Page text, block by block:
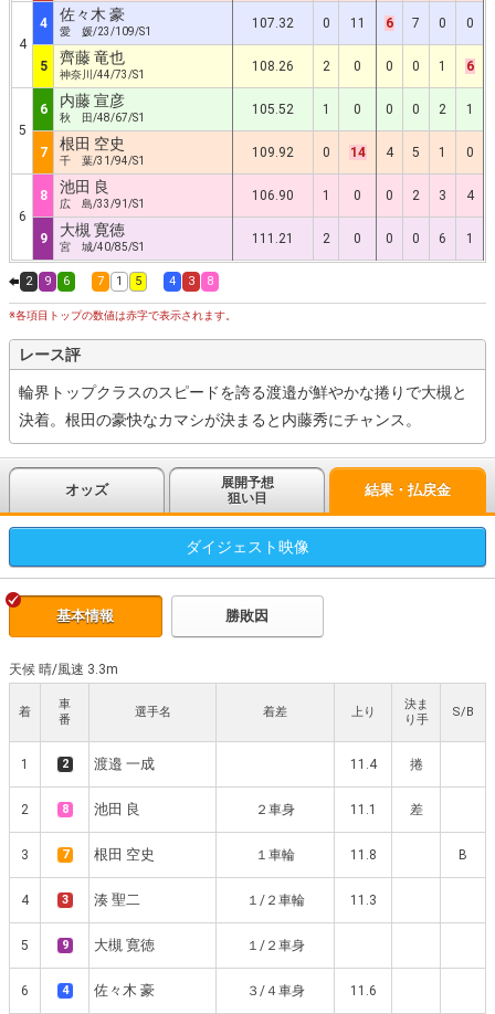
4
4 佐々木 豪
愛 媛/23/109/S1
107.32 0 11 6 7 0 0
5 齊藤 竜也
神奈川/44/73/S1
108.26 2 0 0 0 1 6
5
6 内藤 宣彦
秋 田/48/67/S1
105.52 1 0 0 0 2 1
7 根田 空史
千 葉/31/94/S1
109.92 0 14 4 5 1 0
6
8 池田 良
広 島/33/91/S1
106.90 1 0 0 2 3 4
9 大槻 寛徳
宮 城/40/85/S1
111.21 2 0 0 0 6 1
2 9 6 7 1 5 4 3 8
※各項目トップの数値は赤字で表示されます。
レース評
輪界トップクラスのスピードを誇る渡邉が鮮やかな捲りで大槻と
決着。根田の豪快なカマシが決まると内藤秀にチャンス。
オッズ
展開予想
狙い目
結果・払戻金
ダイジェスト映像
基本情報 勝敗因
天候 晴/風速 3.3m
着
車
番
選手名 着差 上り
決ま
り手
S/B
1 2 渡邉 一成 11.4 捲
2 8 池田 良 ２車身 11.1 差
3 7 根田 空史 １車輪 11.8 B
4 3 湊 聖二 １/２車輪 11.3
5 9 大槻 寛徳 １/２車身
6 4 佐々木 豪 ３/４車身 11.6